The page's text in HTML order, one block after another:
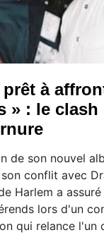
à
» : le
de son nouvel
conflit avec
Harlem a
lors d'un
qui relance l'un